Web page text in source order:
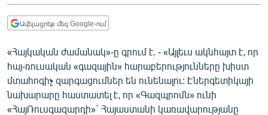
ՀԱՍԱՐԱԿՈՒԹՅՈՒՆ
ՂԱՐԱԲԱՂ
ՊԱՏԵՐԱԶՄԻ 6 ՇԱԲԱԹՆԵՐԸ
ՏԱՐԱԾԱՇՐՋԱՆ
Ավելացրեք մեզ Google-ում
«Հայկական ժամանակ»-ը գրում է. - «Այլեւս ակնհայտ է, որ
հայ-ռուսական «գազային» հարաբերությունները խիստ
մտահոգիչ զարգացումներ են ունենալու: Էներգետիկայի
նախարարը հաստատել է, որ «Գազպրոմն» ունի
«ՀայՌուսգազարդի»` Հայաստանի կառավարությանը